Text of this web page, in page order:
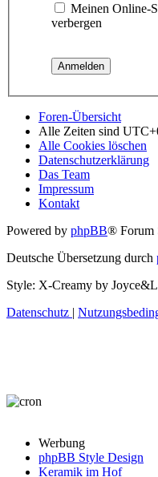
Meinen Online-
verbergen
Foren-Übersicht
Alle Zeiten sind
Alle Cookies löschen
Datenschutzerklärung
Das Team
Impressum
Kontakt
Powered by phpBB® Forum
Deutsche Übersetzung durch
Style: X-Creamy by
Datenschutz |
Werbung
phpBB Style Design
Keramik im Hof